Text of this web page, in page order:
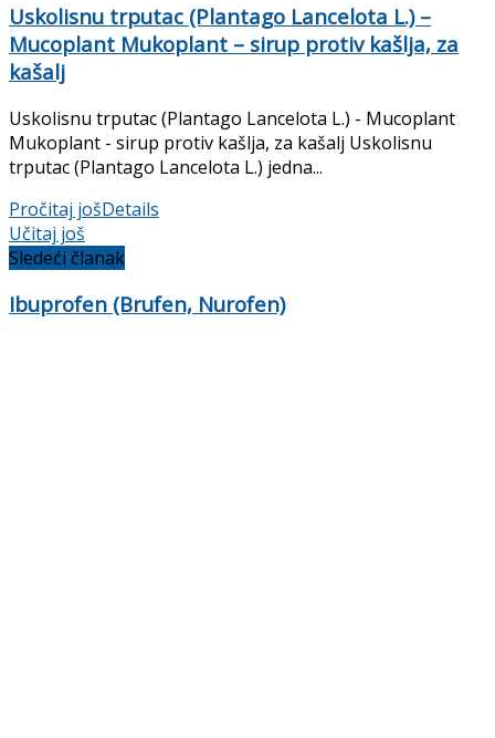
Uskolisnu trputac (Plantago Lancelota L.) –
Mucoplant Mukoplant – sirup protiv kašlja, za
kašalj
Uskolisnu trputac (Plantago Lancelota L.) - Mucoplant
Mukoplant - sirup protiv kašlja, za kašalj Uskolisnu
trputac (Plantago Lancelota L.) jedna...
Pročitaj jošDetails
Učitaj još
Sledeći članak
Ibuprofen (Brufen, Nurofen)